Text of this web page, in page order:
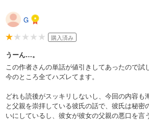
G
購入済み
うーん…。
この作者さんの単話が値引きしてあったので試
今のところ全てハズレてます。
どれも読後がスッキリしないし、今回の内容
と父親を崇拝している彼氏の話で、彼氏は秘
いにしているし、彼女が彼女の父親の悪口を